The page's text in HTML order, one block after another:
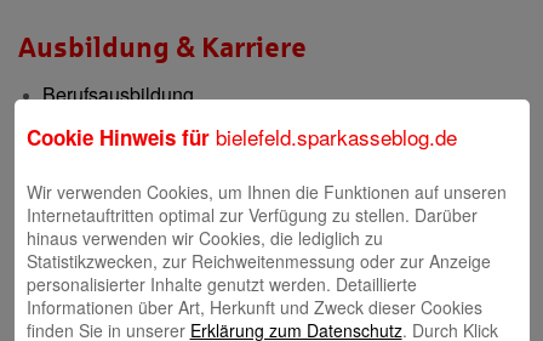
Ausbildung & Karriere
Berufsausbildung
Berufsorientierung & Praktikum
Filialen
Filialen und Geldautomaten
Internet-Filiale und Online-Banking
Video-Beratung in der Internet-Filiale
Cookie Hinweis für bielefeld.sparkasseblog.de
Wir verwenden Cookies, um Ihnen die Funktionen auf unseren
Internetauftritten optimal zur Verfügung zu stellen. Darüber
hinaus verwenden wir Cookies, die lediglich zu
Statistikzwecken, zur Reichweitenmessung oder zur Anzeige
personalisierter Inhalte genutzt werden. Detaillierte
Informationen über Art, Herkunft und Zweck dieser Cookies
finden Sie in unserer Erklärung zum Datenschutz. Durch Klick